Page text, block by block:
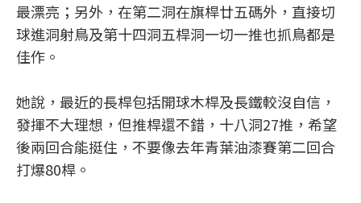
最漂亮；另外，在第二洞在旗桿廿五碼外，直接切
球進洞射鳥及第十四洞五桿洞一切一推也抓鳥都是
佳作。
她說，最近的長桿包括開球木桿及長鐵較沒自信，
發揮不大理想，但推桿還不錯，十八洞27推，希望
後兩回合能挺住，不要像去年青葉油漆賽第二回合
打爆80桿。